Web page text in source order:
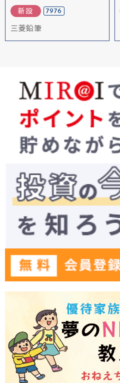
新設 7976
三菱鉛筆